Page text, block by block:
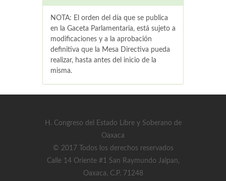
NOTA: El orden del día que se publica
en la Gaceta Parlamentaria, está sujeto a
modificaciones y a la aprobación
definitiva que la Mesa Directiva pueda
realizar, hasta antes del inicio de la
misma.
H. Congreso del Estado Libre y Soberano de
Oaxaca
© 2017 Todos los derechos reservados
Calle 14 Oriente #1 San Raymundo Jalpan,
Oaxaca, C.P. 71248